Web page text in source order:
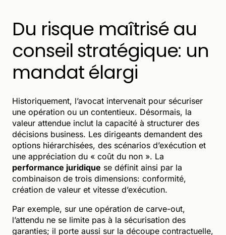
Du risque maîtrisé au
conseil stratégique: un
mandat élargi
Historiquement, l’avocat intervenait pour sécuriser
une opération ou un contentieux. Désormais, la
valeur attendue inclut la capacité à structurer des
décisions business. Les dirigeants demandent des
options hiérarchisées, des scénarios d’exécution et
une appréciation du « coût du non ». La
performance juridique se définit ainsi par la
combinaison de trois dimensions: conformité,
création de valeur et vitesse d’exécution.
Par exemple, sur une opération de carve-out,
l’attendu ne se limite pas à la sécurisation des
garanties; il porte aussi sur la découpe contractuelle,